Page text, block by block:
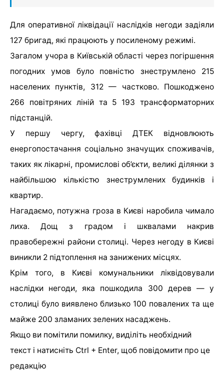
Для оперативної ліквідації наслідків негоди задіяли
127 бригад, які працюють у посиленому режимі.
Загалом учора в Київській області через погіршення
погодних умов було повністю знеструмлено 215
населених пунктів, 312 — частково. Пошкоджено
266 повітряних ліній та 5 193 трансформаторних
підстанцій.
У першу чергу, фахівці ДТЕК відновлюють
енергопостачання соціально значущих споживачів,
таких як лікарні, промислові об’єкти, великі ділянки з
найбільшою кількістю знеструмлених будинків і
квартир.
Нагадаємо, потужна гроза в Києві наробила чимало
лиха. Дощ з градом і шквалами накрив
правобережні райони столиці. Через негоду в Києві
виникли 2 підтоплення на занижених місцях.
Крім того, в Києві комунальники ліквідовували
наслідки негоди, яка пошкодила 300 дерев — у
столиці було виявлено близько 100 повалених та ще
майже 200 зламаних зелених насаджень.
Якщо ви помітили помилку, виділіть необхідний
текст і натисніть Ctrl + Enter, щоб повідомити про це
редакцію